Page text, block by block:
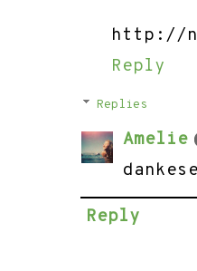
http://
Reply
Replies
Amelie
Reply